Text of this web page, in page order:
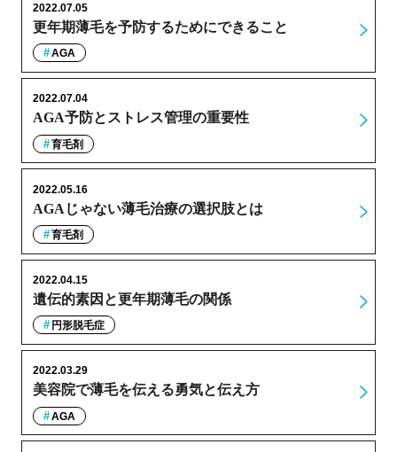
更年期薄毛を予防するためにできること
2022.07.05
AGA
AGA予防とストレス管理の重要性
2022.07.04
育毛剤
AGAじゃない薄毛治療の選択肢とは
2022.05.16
育毛剤
遺伝的素因と更年期薄毛の関係
2022.04.15
円形脱毛症
美容院で薄毛を伝える勇気と伝え方
2022.03.29
AGA